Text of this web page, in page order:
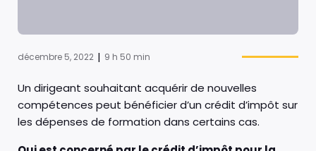
décembre 5, 2022 | 9 h 50 min
Un dirigeant souhaitant acquérir de nouvelles
compétences peut bénéficier d’un crédit d’impôt sur
les dépenses de formation dans certains cas.